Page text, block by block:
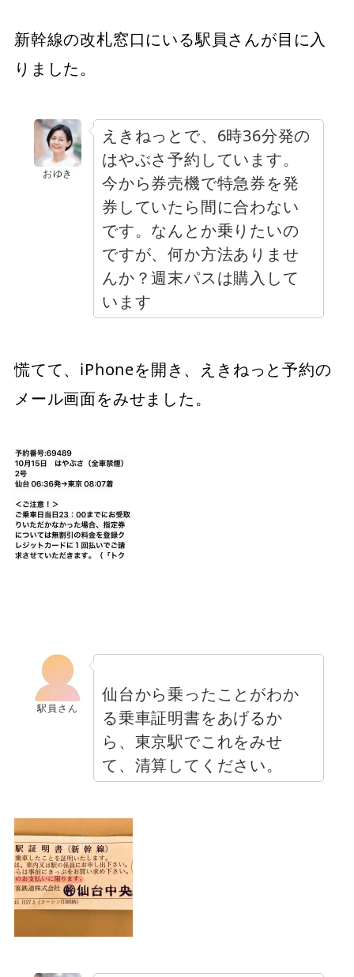
新幹線の改札窓口にいる駅員さんが目に入
りました。
おゆき
えきねっとで、6時36分発の
はやぶさ予約しています。
今から券売機で特急券を発
券していたら間に合わない
です。なんとか乗りたいの
ですが、何か方法ありませ
んか？週末パスは購入して
います
慌てて、iPhoneを開き、えきねっと予約の
メール画面をみせました。
駅員さん
仙台から乗ったことがわか
る乗車証明書をあげるか
ら、東京駅でこれをみせ
て、清算してください。